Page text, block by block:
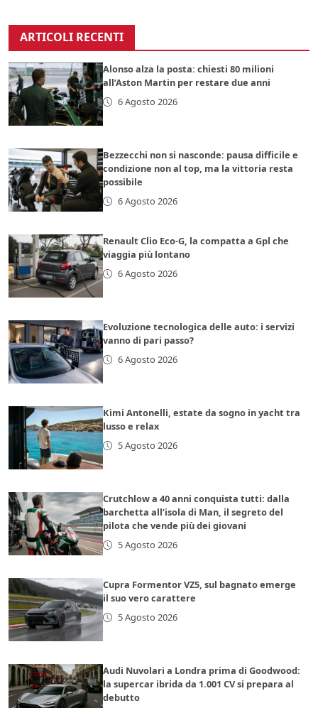
ARTICOLI RECENTI
Alonso alza la posta: chiesti 80 milioni
all’Aston Martin per restare due anni
6 Agosto 2026
Bezzecchi non si nasconde: pausa difficile e
condizione non al top, ma la vittoria resta
possibile
6 Agosto 2026
Renault Clio Eco-G, la compatta a Gpl che
viaggia più lontano
6 Agosto 2026
Evoluzione tecnologica delle auto: i servizi
vanno di pari passo?
6 Agosto 2026
Kimi Antonelli, estate da sogno in yacht tra
lusso e relax
5 Agosto 2026
Crutchlow a 40 anni conquista tutti: dalla
barchetta all’isola di Man, il segreto del
pilota che vende più dei giovani
5 Agosto 2026
Cupra Formentor VZ5, sul bagnato emerge
il suo vero carattere
5 Agosto 2026
Audi Nuvolari a Londra prima di Goodwood:
la supercar ibrida da 1.001 CV si prepara al
debutto